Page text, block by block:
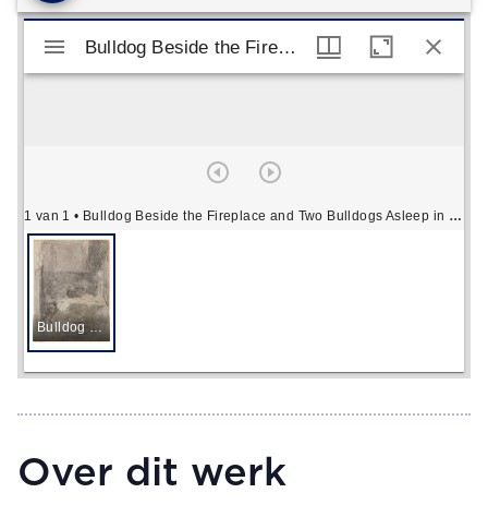
Mirador viewer
Bulldog Beside the Fireplace and Two Bulldogs Asleep in an Armchair
1 van 1 • Bulldog Beside the Fireplace and Two Bulldogs Asleep in an Armchair
Bulldog Beside the Fireplace and Two Bulldogs Asleep in an Armchair
Bulldog Beside the Fireplace and Two Bulldogs Asleep in an Armchair
Over dit werk